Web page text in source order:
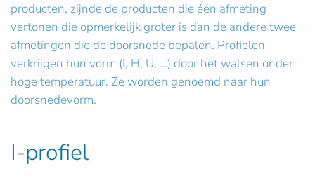
producten, zijnde de producten die één afmeting
vertonen die opmerkelijk groter is dan de andere twee
afmetingen die de doorsnede bepalen. Profielen
verkrijgen hun vorm (I, H, U, …) door het walsen onder
hoge temperatuur. Ze worden genoemd naar hun
doorsnedevorm.
I-profiel